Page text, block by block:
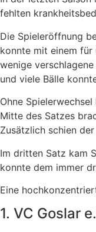
fehlten
Die Spieleröffnung
konnte mit einem für
wenige
und viele Bälle
Ohne
Mitte des Satzes
Zusätzlich schien
Im dritten Satz kam
konnte dem immer
Eine
1. VC Goslar